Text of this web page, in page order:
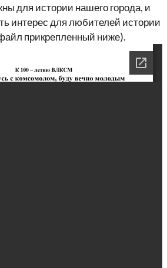
для истории нашего города, и
интерес для любителей истории
прикрепленный ниже).